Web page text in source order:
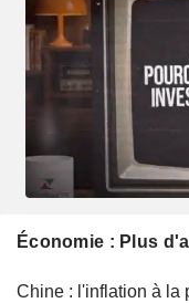
Économie : Plus
Chine : l'inflation à la